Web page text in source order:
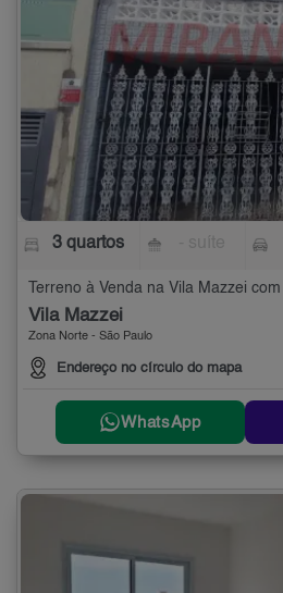
3 quartos
Terreno à Venda na Vila Mazzei
Vila Mazzei
Zona Norte - São Paulo
Endereço no círculo do mapa
WhatsApp